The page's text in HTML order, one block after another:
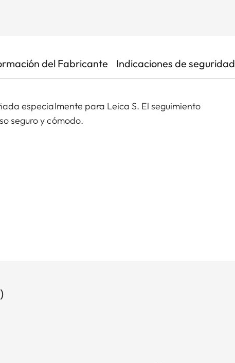
del Fabricante Indicaciones de seguridad
especialmente para Leica S. El seguimiento
seguro y cómodo.